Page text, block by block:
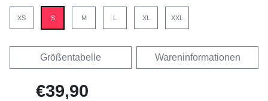
XS S M L XL XXL
Größentabelle Wareninformationen
€39,90